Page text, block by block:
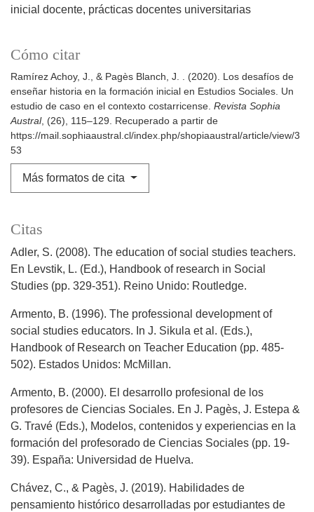
inicial docente prácticas docentes universitarias
Cómo citar
Ramírez Achoy, J., & Pagès Blanch, J. . (2020). Los desafíos de
enseñar historia en la formación inicial en Estudios Sociales. Un
estudio de caso en el contexto costarricense. Revista Sophia
Austral, (26), 115–129. Recuperado a partir de
https://mail.sophiaaustral.cl/index.php/shopiaaustral/article/view/3
53
Más formatos de cita
Citas
Adler, S. (2008). The education of social studies teachers.
En Levstik, L. (Ed.), Handbook of research in Social
Studies (pp. 329-351). Reino Unido: Routledge.
Armento, B. (1996). The professional development of
social studies educators. In J. Sikula et al. (Eds.),
Handbook of Research on Teacher Education (pp. 485-
502). Estados Unidos: McMillan.
Armento, B. (2000). El desarrollo profesional de los
profesores de Ciencias Sociales. En J. Pagès, J. Estepa &
G. Travé (Eds.), Modelos, contenidos y experiencias en la
formación del profesorado de Ciencias Sociales (pp. 19-
39). España: Universidad de Huelva.
Chávez, C., & Pagès, J. (2019). Habilidades de
pensamiento histórico desarrolladas por estudiantes de